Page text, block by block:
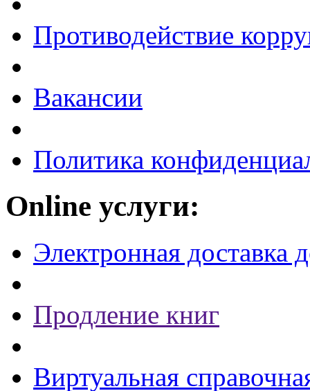
Противодействие
Вакансии
Политика
Online услуги:
Электронная доставка
Продление книг
Виртуальная